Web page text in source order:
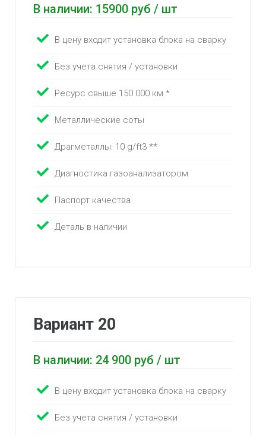
В наличии: 15900 руб / шт
В цену входит установка блока на сварку
Без учета снятия / установки
Ресурс свыше 150 000 км *
Металлические соты
Драгметаллы: 10 g/ft3 **
Диагностика газоанализатором
Паспорт качества
Деталь в наличии
Вариант 20
В наличии: 24 900 руб / шт
В цену входит установка блока на сварку
Без учета снятия / установки